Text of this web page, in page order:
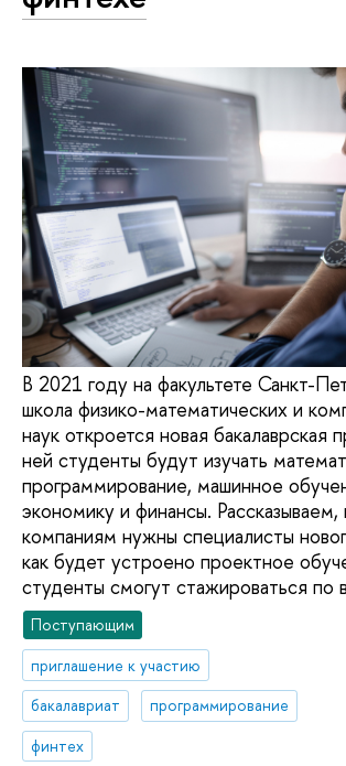
В 2021 году на факультете Санкт-
школа физико-математических и
наук откроется новая бакалаврская
ней студенты будут изучать
программирование, машинное
экономику и финансы. Рассказываем,
компаниям нужны специалисты
как будет устроено проектное
студенты смогут стажироваться по
Поступающим
приглашение к участию
бакалавриат
программирование
финтех